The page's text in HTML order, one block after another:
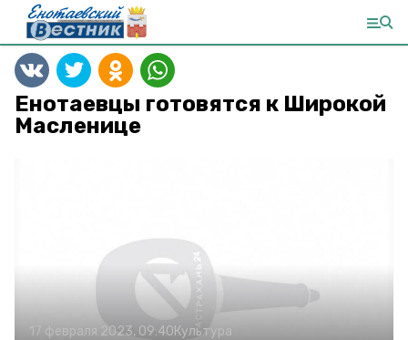
Енотаевцы готовятся к Широкой
Масленице
17 февраля 2023, 09:40Культура